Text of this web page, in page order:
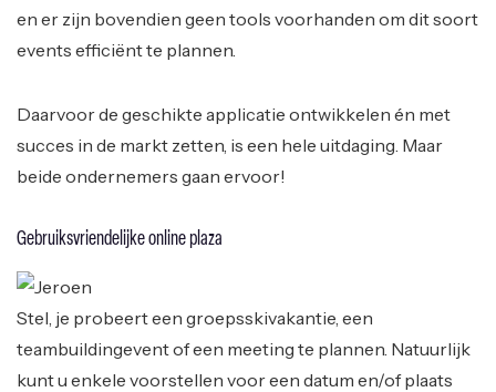
en er zijn bovendien geen tools voorhanden om dit soort
events efficiënt te plannen.
Daarvoor de geschikte applicatie ontwikkelen én met
succes in de markt zetten, is een hele uitdaging. Maar
beide ondernemers gaan ervoor!
Gebruiksvriendelijke online plaza
Stel, je probeert een groepsskivakantie, een
teambuildingevent of een meeting te plannen. Natuurlijk
kunt u enkele voorstellen voor een datum en/of plaats